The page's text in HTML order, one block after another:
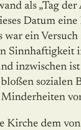
als „Tag
Datum
war ein
Sinnhaftigkeit
inzwischen
Kirche dem